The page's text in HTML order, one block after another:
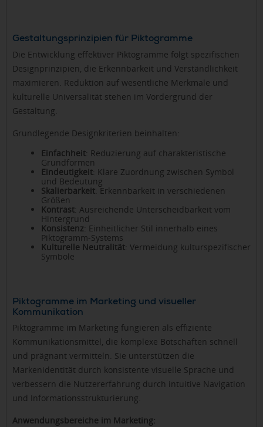
Gestaltungsprinzipien für Piktogramme
Die Entwicklung effektiver Piktogramme folgt spezifischen
Designprinzipien, die Erkennbarkeit und Verständlichkeit
maximieren. Reduktion auf wesentliche Merkmale und
kulturelle Universalität stehen im Vordergrund der
Gestaltung.
Grundlegende Designkriterien beinhalten:
Einfachheit: Reduzierung auf charakteristische
Grundformen
Eindeutigkeit: Klare Zuordnung zwischen Symbol
und Bedeutung
Skalierbarkeit: Erkennbarkeit in verschiedenen
Größen
Kontrast: Ausreichende Unterscheidbarkeit vom
Hintergrund
Konsistenz: Einheitlicher Stil innerhalb eines
Piktogramm-Systems
Kulturelle Neutralität: Vermeidung kulturspezifischer
Symbole
Piktogramme im Marketing und visueller
Kommunikation
Piktogramme im Marketing fungieren als effiziente
Kommunikationsmittel, die komplexe Botschaften schnell
und prägnant vermitteln. Sie unterstützen die
Markenidentität durch konsistente visuelle Sprache und
verbessern die Nutzererfahrung durch intuitive Navigation
und Informationsstrukturierung.
Anwendungsbereiche im Marketing: